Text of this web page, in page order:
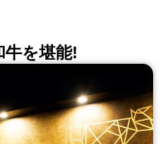
牛を堪能!